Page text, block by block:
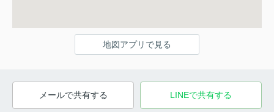
地図アプリで見る
メールで共有する LINEで共有する